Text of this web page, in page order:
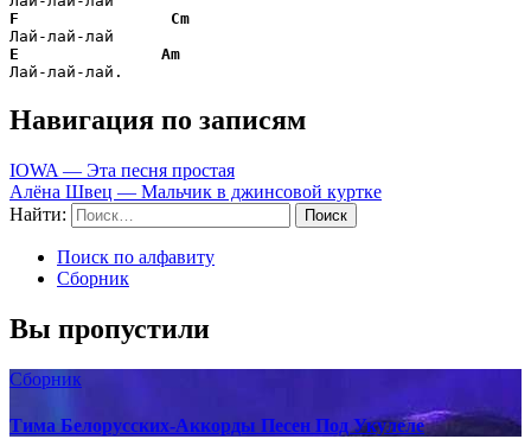
F
Cm
E
Am
Лай-лай-лай.
Навигация по записям
IOWA — Эта песня простая
Алёна Швец — Мальчик в джинсовой куртке
Найти:
Поиск по алфавиту
Сборник
Вы пропустили
Сборник
Тима Белорусских-Аккорды Песен Под Укулеле